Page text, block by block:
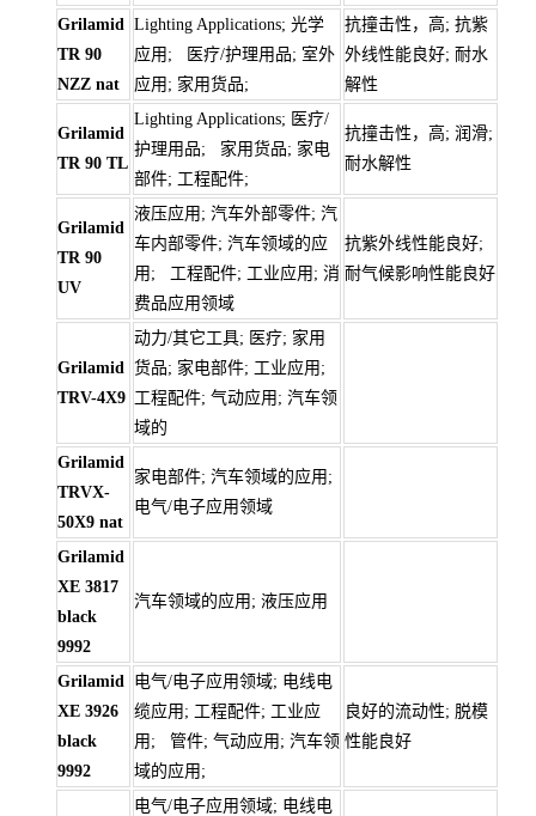
Grilamid
TR 90
NZZ nat
Lighting Applications; 光学
应用; 医疗/护理用品; 室外
应用; 家用货品;
抗撞击性，高; 抗紫
外线性能良好; 耐水
解性
Grilamid
TR 90 TL
Lighting Applications; 医疗/
护理用品; 家用货品; 家电
部件; 工程配件;
抗撞击性，高; 润滑;
耐水解性
Grilamid
TR 90
UV
液压应用; 汽车外部零件; 汽
车内部零件; 汽车领域的应
用; 工程配件; 工业应用; 消
费品应用领域
抗紫外线性能良好;
耐气候影响性能良好
Grilamid
TRV-4X9
动力/其它工具; 医疗; 家用
货品; 家电部件; 工业应用;
工程配件; 气动应用; 汽车领
域的
Grilamid
TRVX-
50X9 nat
家电部件; 汽车领域的应用;
电气/电子应用领域
Grilamid
XE 3817
black
9992
汽车领域的应用; 液压应用
Grilamid
XE 3926
black
9992
电气/电子应用领域; 电线电
缆应用; 工程配件; 工业应
用; 管件; 气动应用; 汽车领
域的应用;
良好的流动性; 脱模
性能良好
电气/电子应用领域; 电线电